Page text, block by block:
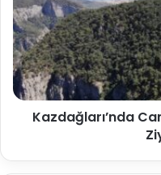
Kazdağları’nda